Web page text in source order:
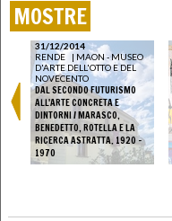
MOSTRE
31/12/2014
RENDE
| MAON - MUSEO
D'ARTE DELL'OTTO E DEL
NOVECENTO
DAL SECONDO FUTURISMO
ALL'ARTE CONCRETA E
DINTORNI / MARASCO,
BENEDETTO, ROTELLA E LA
RICERCA ASTRATTA. 1920 -
1970